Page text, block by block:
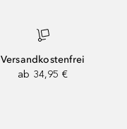
Versandkostenfrei
ab 34,95 €